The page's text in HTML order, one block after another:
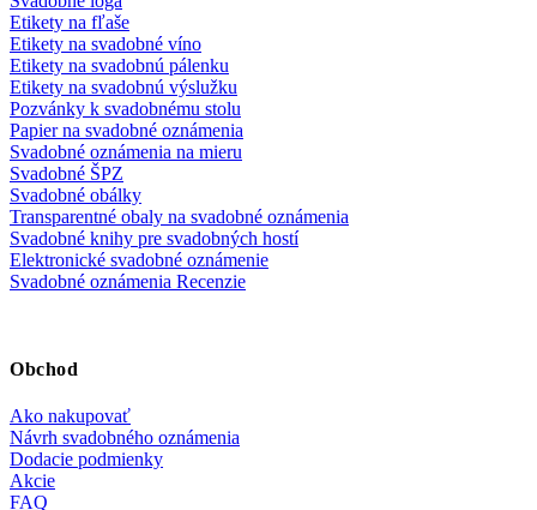
Etikety na fľaše
Etikety na svadobné víno
Etikety na svadobnú pálenku
Etikety na svadobnú výslužku
Pozvánky k svadobnému stolu
Papier na svadobné oznámenia
Svadobné oznámenia na mieru
Svadobné ŠPZ
Svadobné obálky
Transparentné obaly na svadobné oznámenia
Svadobné knihy pre svadobných hostí
Elektronické svadobné oznámenie
Svadobné oznámenia Recenzie
Obchod
Ako nakupovať
Návrh svadobného oznámenia
Dodacie podmienky
Akcie
FAQ